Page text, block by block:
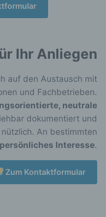
Ihr Anliegen
auf den Austausch mit
und Fachbetrieben.
neutrale
dokumentiert und
An bestimmten
Interesse.
Zum Kontaktformular
teilweise so
und
dazu, unser
effektiver und
Storage und
mit
auf Ihrem Computer
Cookies sind
einen Internetbrowser
abgelegt und